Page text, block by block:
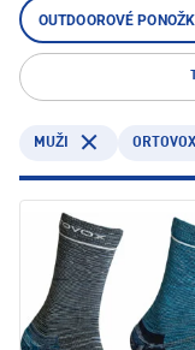
OUTDOOROVÉ
MUŽI ORTOVOX